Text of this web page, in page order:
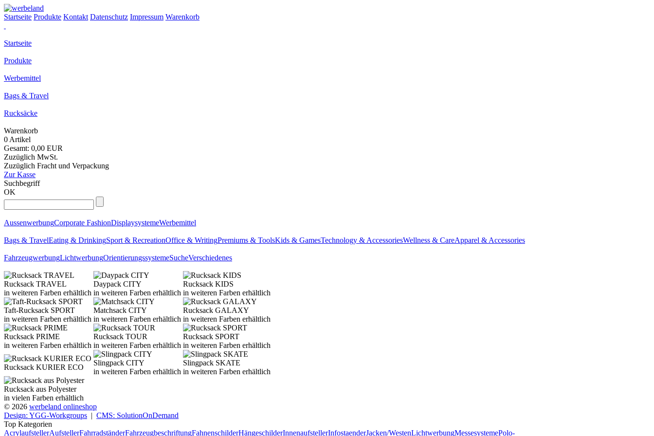
Startseite Produkte Kontakt Datenschutz Impressum Warenkorb
Startseite
Produkte
Werbemittel
Bags & Travel
Rucksäcke
Warenkorb
0 Artikel
Gesamt: 0,00 EUR
Zuzüglich MwSt.
Zuzüglich Fracht und Verpackung
Zur Kasse
Suchbegriff
OK
AussenwerbungCorporate FashionDisplaysystemeWerbemittel
Bags & TravelEating & DrinkingSport & RecreationOffice & WritingPremiums & ToolsKids & GamesTechnology & AccessoriesWellness & CareApparel & Accessories
FahrzeugwerbungLichtwerbungOrientierungssystemeSucheVerschiedenes
Rucksack TRAVEL
in weiteren Farben erhältlich
Daypack CITY
in weiteren Farben erhältlich
Rucksack KIDS
in weiteren Farben erhältlich
Taft-Rucksack SPORT
in weiteren Farben erhältlich
Matchsack CITY
in weiteren Farben erhältlich
Rucksack GALAXY
in weiteren Farben erhältlich
Rucksack PRIME
in weiteren Farben erhältlich
Rucksack TOUR
in weiteren Farben erhältlich
Rucksack SPORT
in weiteren Farben erhältlich
Rucksack KURIER ECO
Slingpack CITY
in weiteren Farben erhältlich
Slingpack SKATE
in weiteren Farben erhältlich
Rucksack aus Polyester
in vielen Farben erhältlich
© 2026 werbeland onlineshop
Design: YGG-Workgroups | CMS: SolutionOnDemand
Top Kategorien
AcrylaufstellerAufstellerFahrradständerFahrzeugbeschriftungFahnenschilderHängeschilderInnenaufstellerInfostaenderJacken/WestenLichtwerbungMessesystemePolo-